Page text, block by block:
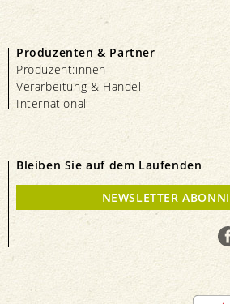
Produzenten & Partner
Produzent:innen
Verarbeitung & Handel
International
Bleiben Sie auf dem Laufenden
NEWSLETTER